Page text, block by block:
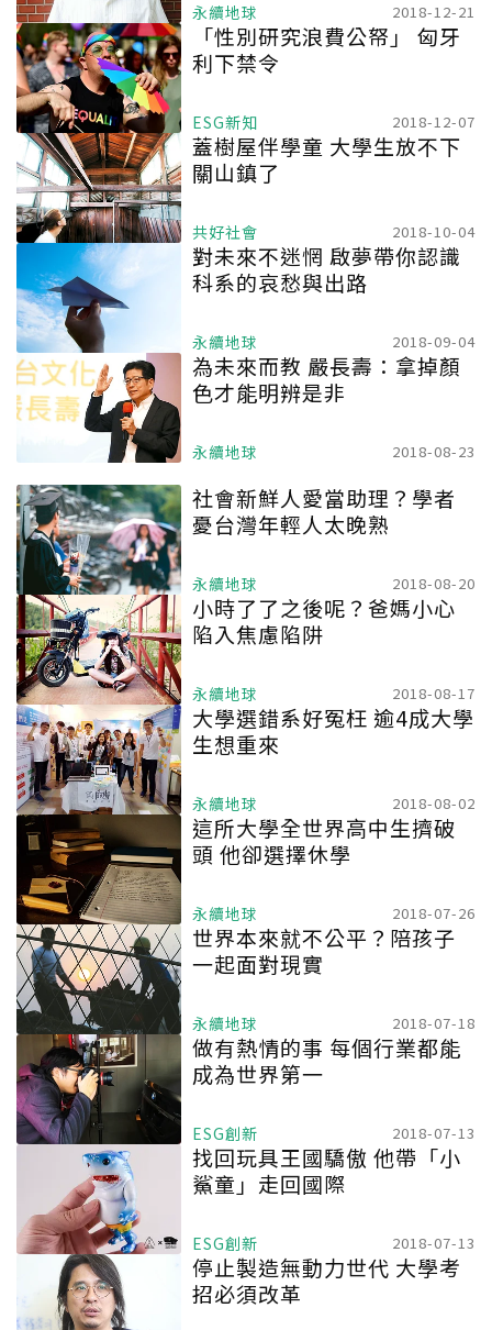
永續地球 2018-12-21
「性別研究浪費公帑」 匈牙
利下禁令
ESG新知 2018-12-07
蓋樹屋伴學童 大學生放不下
關山鎮了
共好社會 2018-10-04
對未來不迷惘 啟夢帶你認識
科系的哀愁與出路
永續地球 2018-09-04
為未來而教 嚴長壽：拿掉顏
色才能明辨是非
永續地球 2018-08-23
社會新鮮人愛當助理？學者
憂台灣年輕人太晚熟
永續地球 2018-08-20
小時了了之後呢？爸媽小心
陷入焦慮陷阱
永續地球 2018-08-17
大學選錯系好冤枉 逾4成大學
生想重來
永續地球 2018-08-02
這所大學全世界高中生擠破
頭 他卻選擇休學
永續地球 2018-07-26
世界本來就不公平？陪孩子
一起面對現實
永續地球 2018-07-18
做有熱情的事 每個行業都能
成為世界第一
ESG創新 2018-07-13
找回玩具王國驕傲 他帶「小
鯊童」走回國際
ESG創新 2018-07-13
停止製造無動力世代 大學考
招必須改革